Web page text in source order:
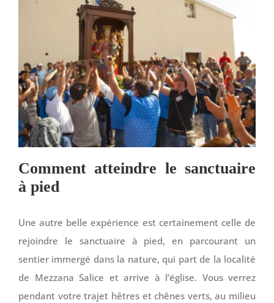
Comment atteindre le sanctuaire
à pied
Une autre belle expérience est certainement celle de
rejoindre le sanctuaire à pied, en parcourant un
sentier immergé dans la nature, qui part de la localité
de Mezzana Salice et arrive à l’église. Vous verrez
pendant votre trajet hêtres et chênes verts, au milieu